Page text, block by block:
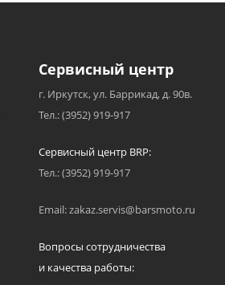
Сервисный центр
г. Иркутск, ул. Баррикад, д. 90в.
Тел.: (3952) 919-917
Сервисный центр BRP:
Тел.: (3952) 919-917
Email: zakaz.servis@barsmoto.ru
Вопросы сотрудничества
и качества работы: